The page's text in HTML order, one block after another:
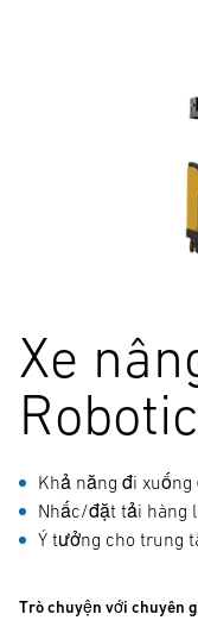
Xe
Robotic
Khả năng đi xuống
Nhấc/đặt tải hàng
Ý tưởng cho trung
Trò chuyện với chuyên